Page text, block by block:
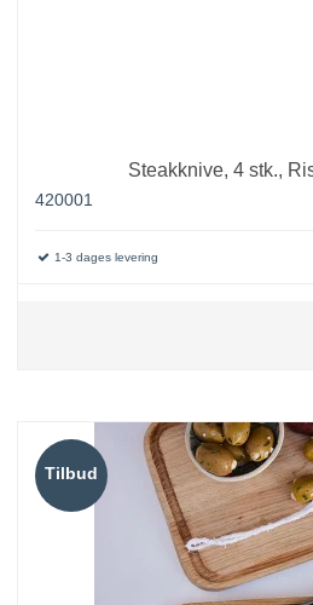
Steakknive, 4 stk.,
420001
1-3 dages levering
Tilbud